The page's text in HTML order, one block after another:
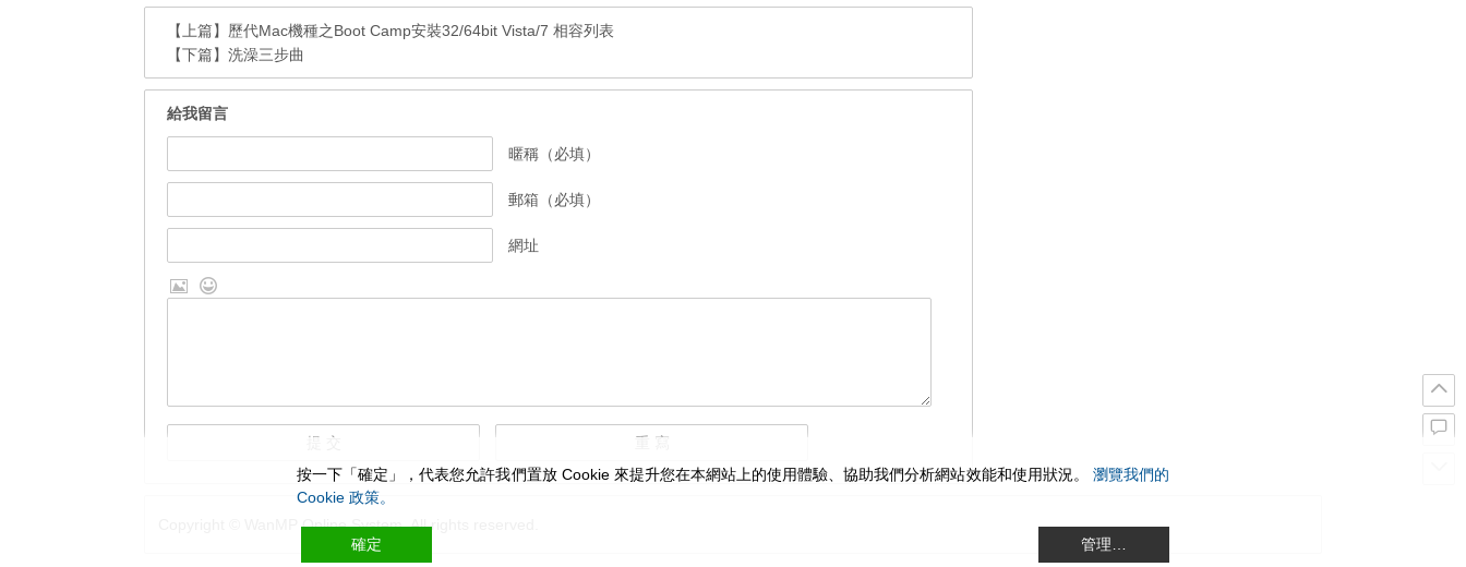
【上篇】 歷代Mac機種之Boot Camp安裝32/64bit Vista/7 相容列表
【下篇】 洗澡三步曲
給我留言
暱稱（必填）
郵箱（必填）
網址
Copyright © WanMP Online System. All rights reserved.
按一下「確定」，代表您允許我們置放 Cookie 來提升您在本網站上的使用體驗、協助我們分析網站效能和使用狀況。 瀏覽我們的
Cookie 政策。
確定 管理…